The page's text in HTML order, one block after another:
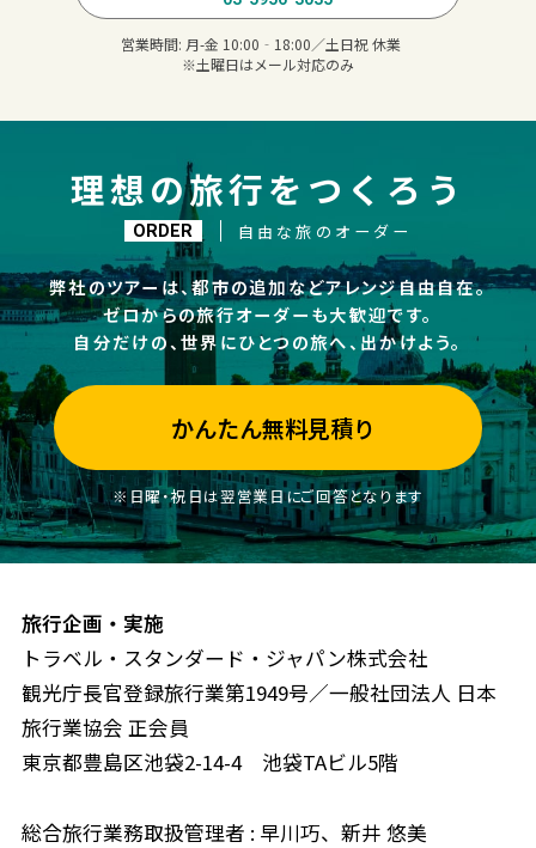
営業時間: 月-金 10:00‐18:00／土日祝 休業
※土曜日はメール対応のみ
理想の旅行をつくろう
ORDER 自由な旅のオーダー
弊社のツアーは、都市の追加などアレンジ自由自在。
ゼロからの旅行オーダーも大歓迎です。
自分だけの、世界にひとつの旅へ、出かけよう。
かんたん無料見積り
※日曜・祝日は翌営業日にご回答となります
旅行企画・実施
トラベル・スタンダード・ジャパン株式会社
観光庁長官登録旅行業第1949号／一般社団法人 日本
旅行業協会 正会員
東京都豊島区池袋2-14-4 池袋TAビル5階
総合旅行業務取扱管理者 : 早川巧、新井 悠美